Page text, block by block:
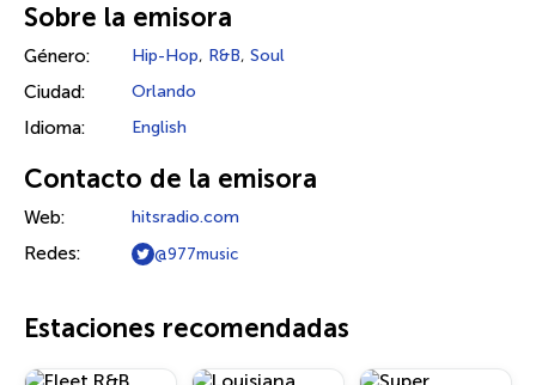
Sobre la emisora
Género: Hip-Hop, R&B, Soul
Ciudad: Orlando
Idioma: English
Contacto de la emisora
Web: hitsradio.com
Redes: @977music
Estaciones recomendadas